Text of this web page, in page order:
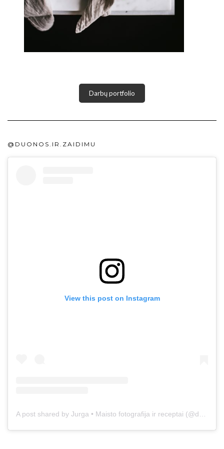
Darbų portfolio
@DUONOS.IR.ZAIDIMU
View this post on Instagram